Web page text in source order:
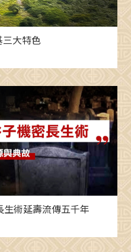
大特色
生術延壽流傳五千年